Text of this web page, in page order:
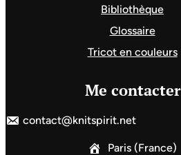
Bibliothèque
Glossaire
Tricot en couleurs
Me contacter
contact@knitspirit.net
Paris (France)